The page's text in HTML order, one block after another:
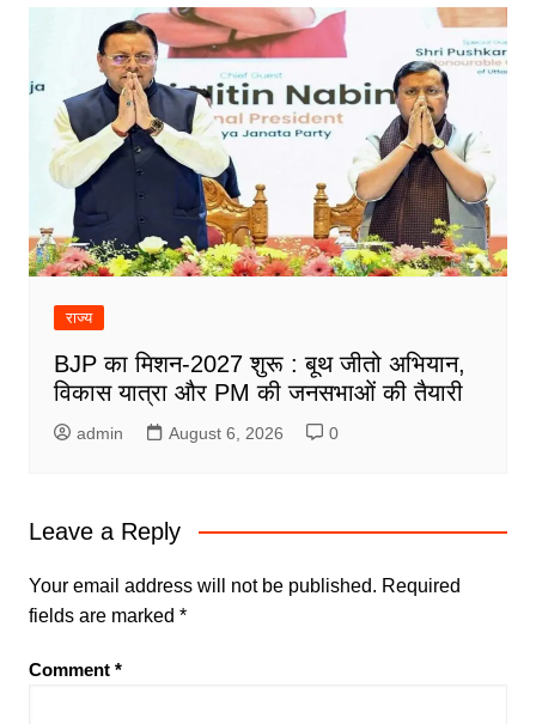
राज्य
BJP का मिशन-2027 शुरू : बूथ जीतो अभियान,
विकास यात्रा और PM की जनसभाओं की तैयारी
admin August 6, 2026 0
Leave a Reply
Your email address will not be published. Required
fields are marked *
Comment *